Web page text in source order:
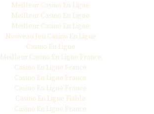
Meilleur Casino En Ligne
Meilleur Casino En Ligne
Meilleur Casino En Ligne
Nouveau Jeu Casino En Ligne
Casino En Ligne
Meilleur Casino En Ligne France
Casino En Ligne France
Casino En Ligne France
Casino En Ligne France
Casino En Ligne Fiable
Casino En Ligne France